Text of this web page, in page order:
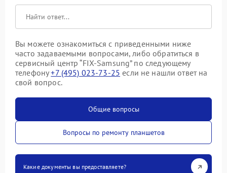
Вы можете ознакомиться с приведенными ниже
часто задаваемыми вопросами, либо обратиться в
сервисный центр “FIX-Samsung” по следующему
телефону+7 (495) 023-73-25 если не нашли ответ на
свой вопрос.
Общие вопросы
Вопросы по ремонту планшетов
Какие документы вы предоставляете?